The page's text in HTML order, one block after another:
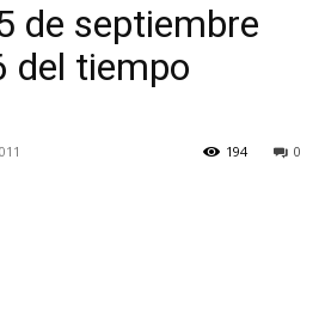
de septiembre
del tiempo
0
194